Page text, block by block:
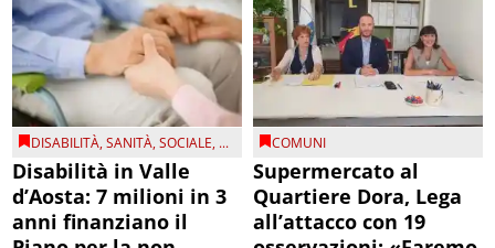
DISABILITÀ,SANITÀ,SOCIALE, ...
Disabilità in Valle
d’Aosta: 7 milioni in 3
anni finanziano il
COMUNI
Supermercato al
Quartiere Dora, Lega
all’attacco con 19